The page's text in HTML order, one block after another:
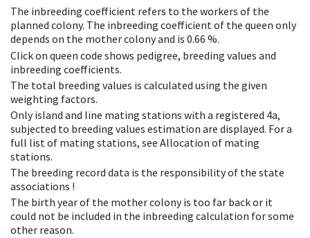
The inbreeding coefficient refers to the workers of the
planned colony. The inbreeding coefficient of the queen only
depends on the mother colony and is 0.66 %.
Click on queen code shows pedigree, breeding values and
inbreeding coefficients.
The total breeding values is calculated using the given
weighting factors.
Only island and line mating stations with a registered 4a,
subjected to breeding values estimation are displayed. For a
full list of mating stations, see Allocation of mating
stations.
The breeding record data is the responsibility of the state
associations !
The birth year of the mother colony is too far back or it
could not be included in the inbreeding calculation for some
other reason.